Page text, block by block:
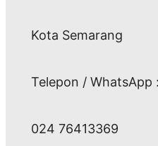
Kota Semarang
Telepon / WhatsApp :
024 76413369